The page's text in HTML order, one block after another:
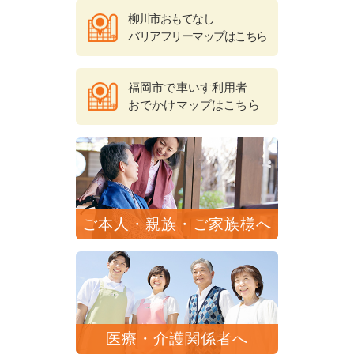
柳川市おもてなし
バリアフリーマップはこちら
福岡市で車いす利用者
おでかけマップはこちら
ご本人・親族・ご家族様へ
医療・介護関係者へ